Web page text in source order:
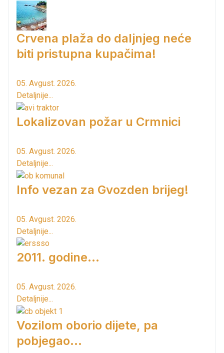
Crvena plaža do daljnjeg neće
biti pristupna kupačima!
05. Avgust. 2026.
Detaljnije...
Lokalizovan požar u Crmnici
05. Avgust. 2026.
Detaljnije...
Info vezan za Gvozden brijeg!
05. Avgust. 2026.
Detaljnije...
2011. godine...
05. Avgust. 2026.
Detaljnije...
Vozilom oborio dijete, pa
pobjegao...